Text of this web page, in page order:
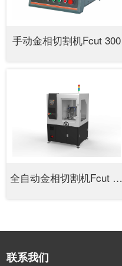
手动金相切割机Fcut 300
全自动金相切割机Fcut 400
联系我们